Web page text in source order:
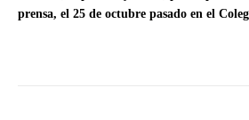
prensa, el 25 de octubre pasado en el